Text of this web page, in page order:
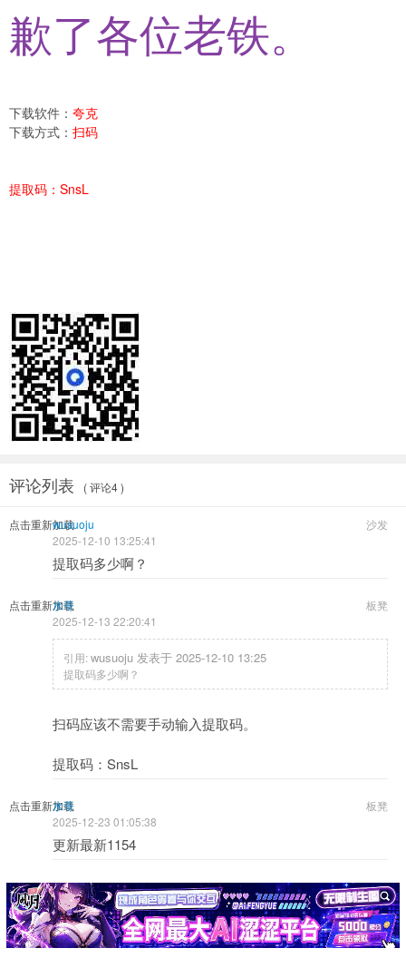
歉了各位老铁。
下载软件： 夸克
下载方式： 扫码
提取码：SnsL
评论列表 ( 评论4 )
点击重新加载 沙发
wusuoju
2025-12-10 13:25:41
提取码多少啊？
点击重新加载 板凳
水哥
2025-12-13 22:20:41
引用:wusuoju 发表于 2025-12-10 13:25
提取码多少啊？
扫码应该不需要手动输入提取码。
提取码：SnsL
点击重新加载 板凳
水哥
2025-12-23 01:05:38
更新最新1154